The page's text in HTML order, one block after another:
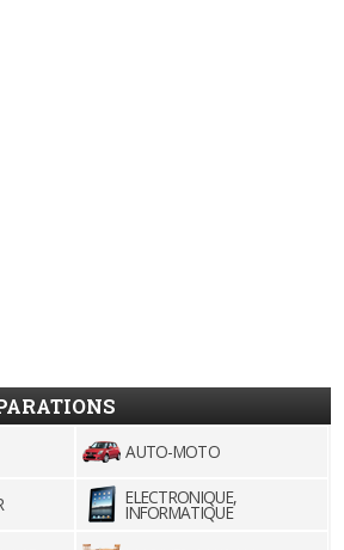
AUTO-MOTO
ELECTRONIQUE,
INFORMATIQUE